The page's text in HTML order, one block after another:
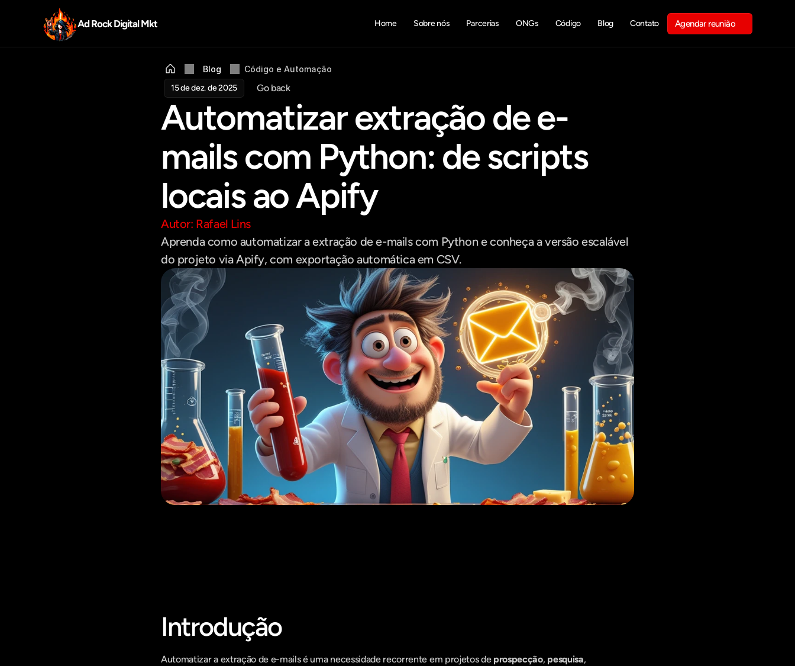
Ad Rock Digital Mkt Home Sobre nós Parcerias ONGs Código Blog Contato
Agendar reunião
Get in touch
Blog
Código e Automação
15 de dez. de 2025
Go back
Automatizar extração de e-
mails com Python: de scripts
locais ao Apify
Autor: Rafael Lins
Aprenda como automatizar a extração de e-mails com Python e conheça a versão escalável
do projeto via Apify, com exportação automática em CSV.
Introdução
Automatizar a extração de e-mails é uma necessidade recorrente em projetos de prospecção, pesquisa